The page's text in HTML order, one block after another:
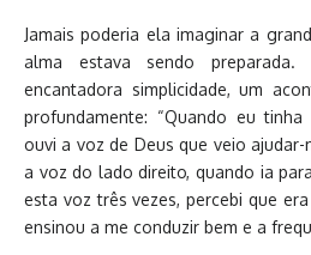
Jamais poderia ela imaginar a
alma estava sendo preparada.
encantadora simplicidade, um
profundamente: “Quando eu
ouvi a voz de Deus que veio ajudar-
a voz do lado direito, quando ia
esta voz três vezes, percebi que
ensinou a me conduzir bem e a